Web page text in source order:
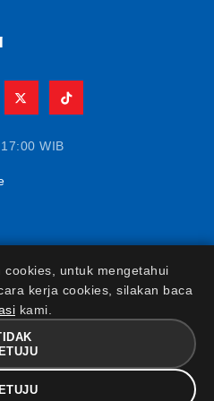
WIB
berizin dan diawasi oleh
Kebijakan Keamanan
Nasabah|Kebijakan
cookies, untuk mengetahui
kerja cookies, silakan baca
kami.